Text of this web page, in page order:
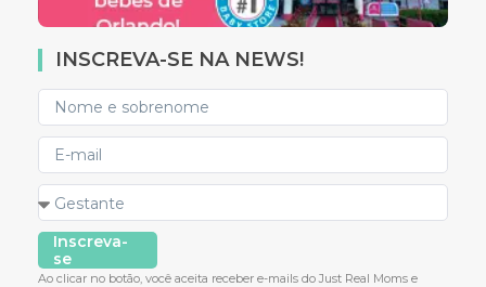
INSCREVA-SE NA NEWS!
Inscreva-
se
Ao clicar no botão, você aceita receber e-mails do Just Real Moms e